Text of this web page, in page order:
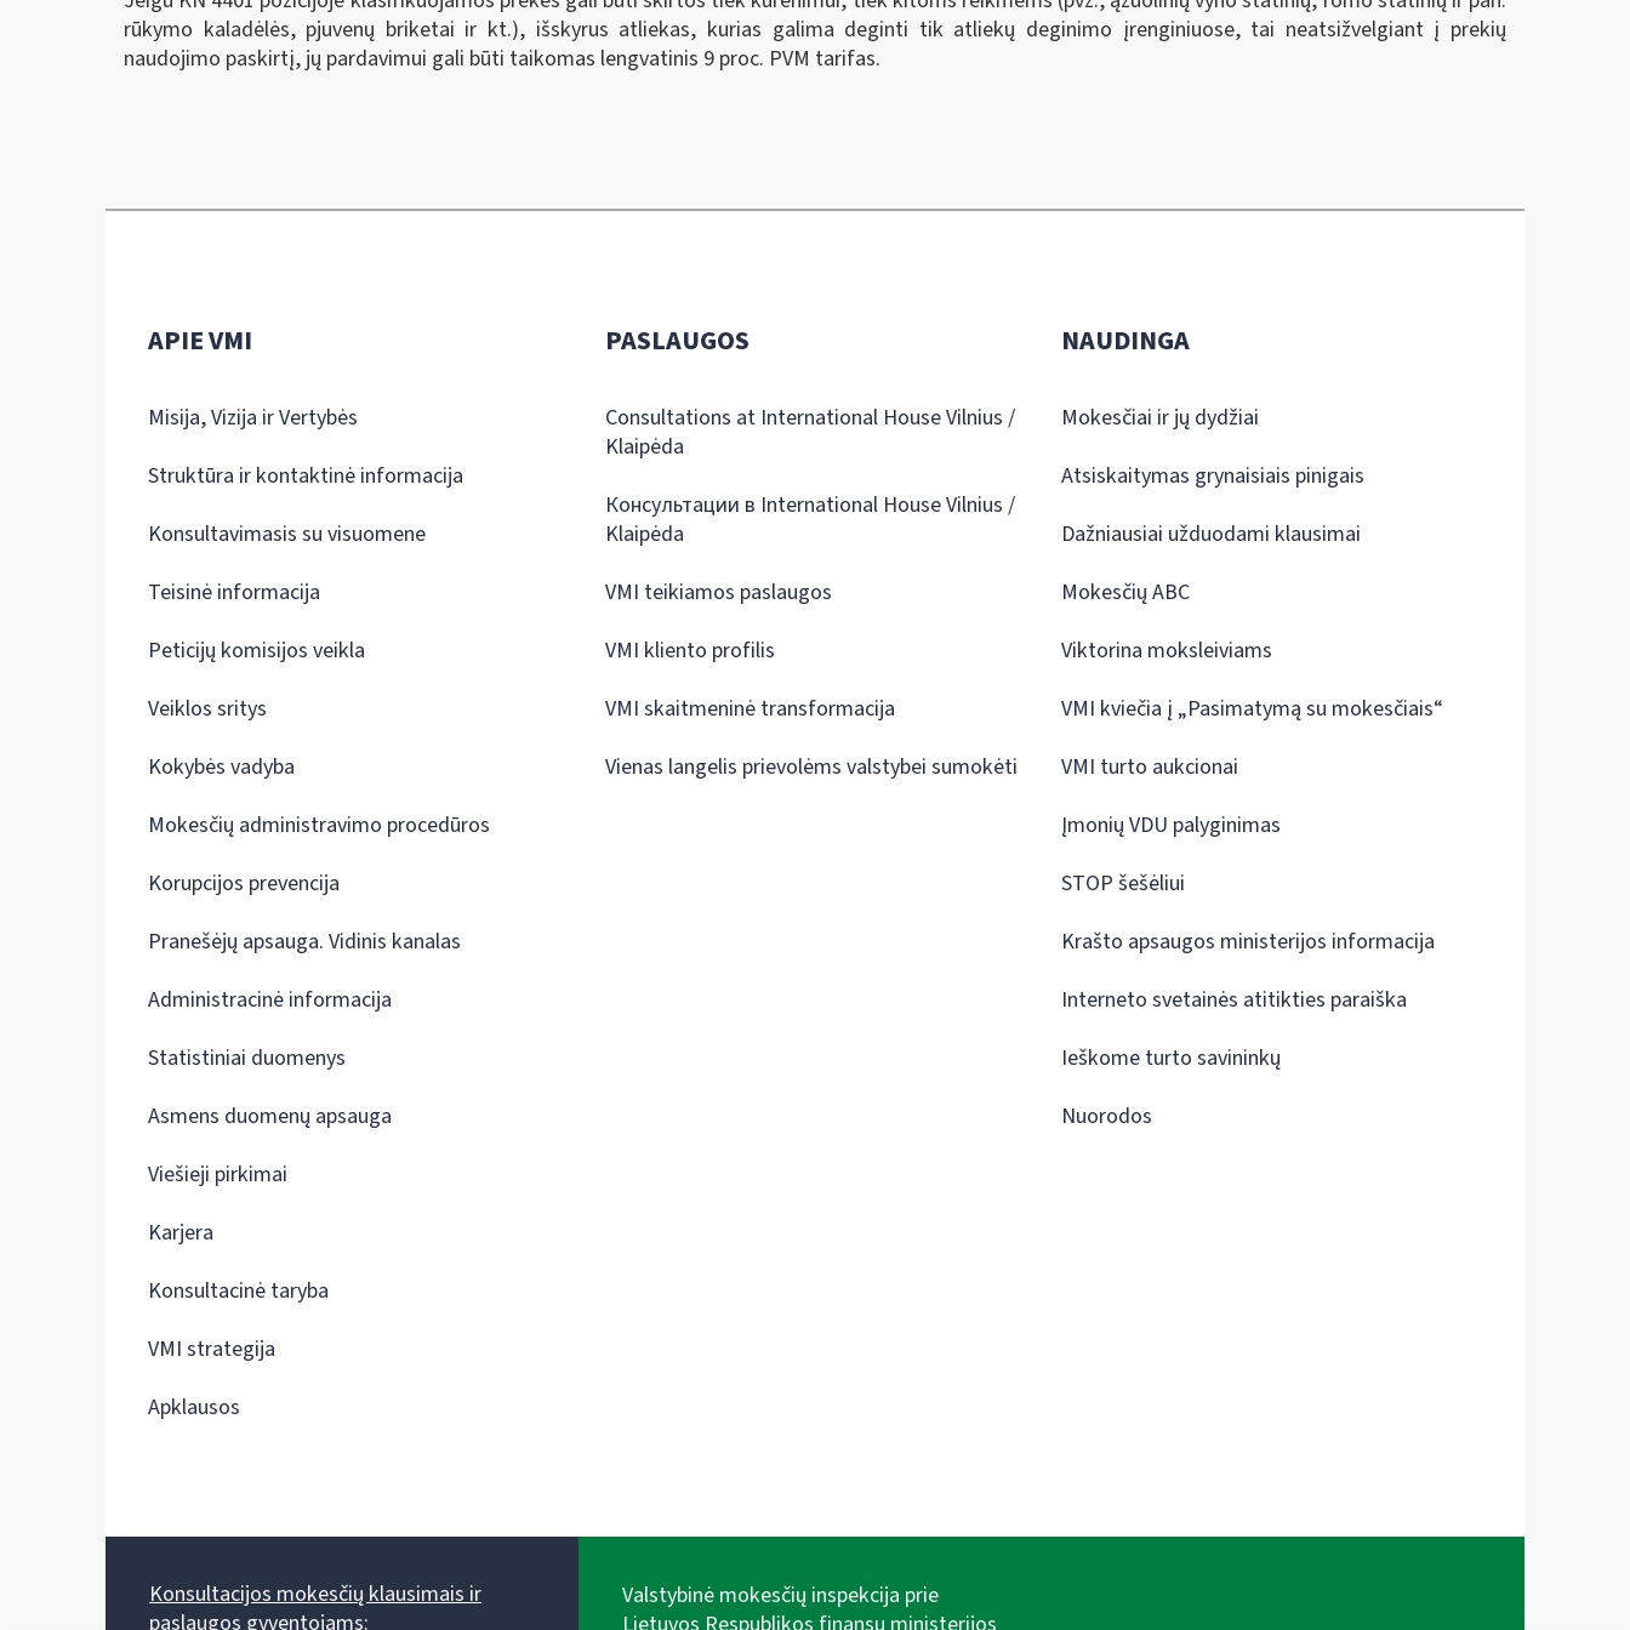
rūkymo kaladėlės, pjuvenų briketai ir kt.), išskyrus atliekas, kurias galima deginti tik atliekų deginimo įrenginiuose, tai neatsižvelgiant į prekių
naudojimo paskirtį, jų pardavimui gali būti taikomas lengvatinis 9 proc. PVM tarifas.
APIE VMI
Misija, Vizija ir Vertybės
Struktūra ir kontaktinė informacija
Konsultavimasis su visuomene
Teisinė informacija
Peticijų komisijos veikla
Veiklos sritys
Kokybės vadyba
Mokesčių administravimo procedūros
Korupcijos prevencija
Pranešėjų apsauga. Vidinis kanalas
Administracinė informacija
Statistiniai duomenys
Asmens duomenų apsauga
Viešieji pirkimai
Karjera
Konsultacinė taryba
VMI strategija
Apklausos
PASLAUGOS
Consultations at International House Vilnius /
Klaipėda
Консультации в International House Vilnius /
Klaipėda
VMI teikiamos paslaugos
VMI kliento profilis
VMI skaitmeninė transformacija
Vienas langelis prievolėms valstybei sumokėti
NAUDINGA
Mokesčiai ir jų dydžiai
Atsiskaitymas grynaisiais pinigais
Dažniausiai užduodami klausimai
Mokesčių ABC
Viktorina moksleiviams
VMI kviečia į „Pasimatymą su mokesčiais“
VMI turto aukcionai
Įmonių VDU palyginimas
STOP šešėliui
Krašto apsaugos ministerijos informacija
Interneto svetainės atitikties paraiška
Ieškome turto savininkų
Nuorodos
Konsultacijos mokesčių klausimais ir
paslaugos gyventojams:
Valstybinė mokesčių inspekcija prie